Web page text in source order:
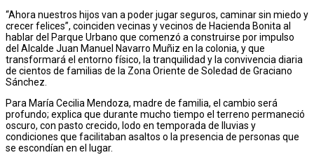
“Ahora nuestros hijos van a poder jugar seguros, caminar sin miedo y
crecer felices”, coinciden vecinas y vecinos de Hacienda Bonita al
hablar del Parque Urbano que comenzó a construirse por impulso
del Alcalde Juan Manuel Navarro Muñiz en la colonia, y que
transformará el entorno físico, la tranquilidad y la convivencia diaria
de cientos de familias de la Zona Oriente de Soledad de Graciano
Sánchez.
Para María Cecilia Mendoza, madre de familia, el cambio será
profundo; explica que durante mucho tiempo el terreno permaneció
oscuro, con pasto crecido, lodo en temporada de lluvias y
condiciones que facilitaban asaltos o la presencia de personas que
se escondían en el lugar.